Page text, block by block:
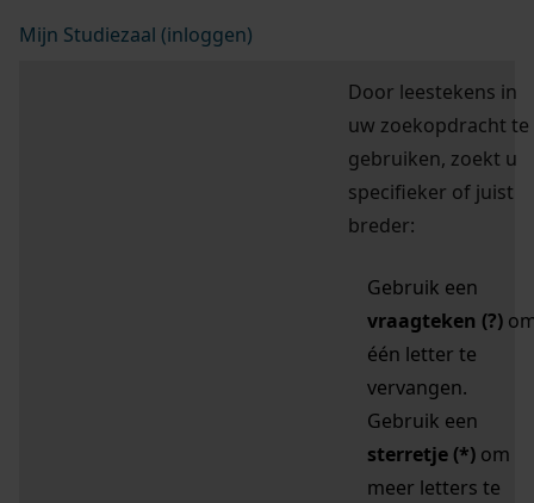
Mijn Studiezaal (inloggen)
Door leestekens in
uw zoekopdracht te
gebruiken, zoekt u
specifieker of juist
breder:
Gebruik een
vraagteken (?)
één letter te
vervangen.
Gebruik een
sterretje (*) om
meer letters te